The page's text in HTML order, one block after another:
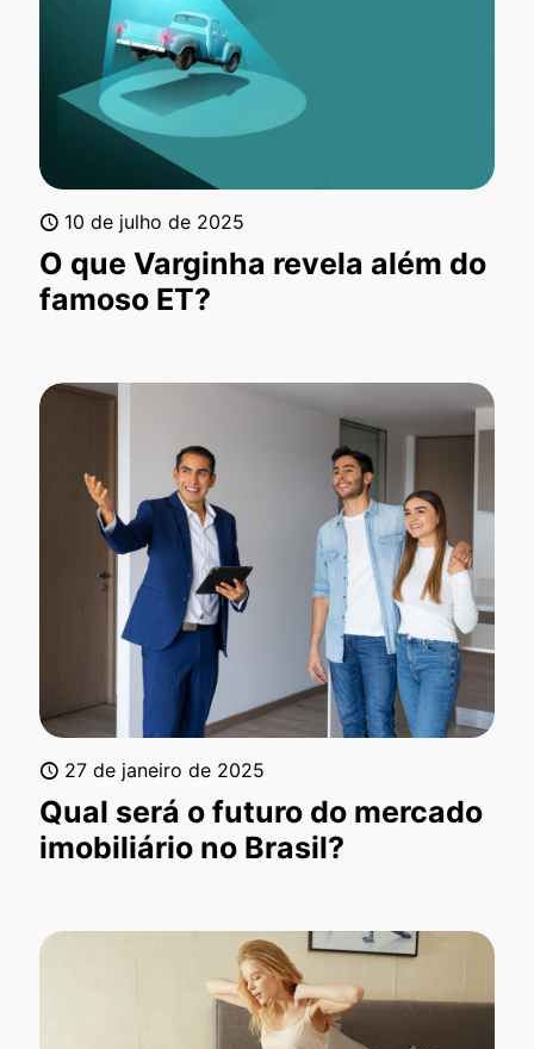
10 de julho de 2025
O que Varginha revela além do
famoso ET?
27 de janeiro de 2025
Qual será o futuro do mercado
imobiliário no Brasil?